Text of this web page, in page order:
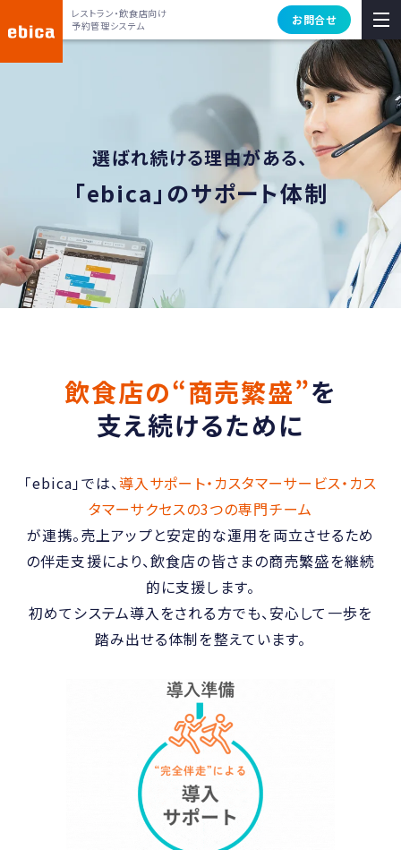
レストラン・飲食店向け
予約管理システム
お問合せ
選ばれ続ける理由がある、
「ebica」のサポート体制
飲食店の“商売繁盛”を
支え続けるために
「ebica」では、導入サポート・カスタマーサービス・カス
タマーサクセスの3つの専門チーム
が連携。売上アップと安定的な運用を両立させるため
の伴走支援により、飲食店の皆さまの商売繁盛を継続
的に支援します。
初めてシステム導入をされる方でも、安心して一歩を
踏み出せる体制を整えています。